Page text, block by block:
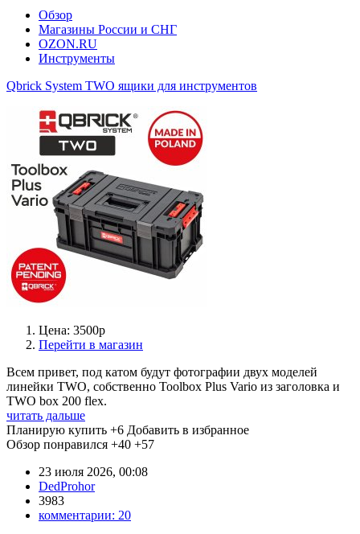
Обзор
Магазины России и СНГ
OZON.RU
Инструменты
Qbrick System TWO ящики для инструментов
Цена: 3500р
Перейти в магазин
Всем привет, под катом будут фотографии двух моделей
линейки TWO, собственно Toolbox Plus Vario из заголовка и
TWO box 200 flex.
читать дальше
Планирую купить +6 Добавить в избранное
Обзор понравился +40 +57
23 июля 2026, 00:08
DedProhor
3983
комментарии: 20